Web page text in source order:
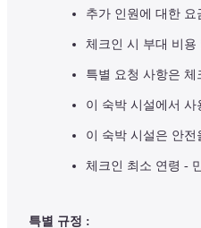
추가 인원에 대한
체크인 시 부대 비용
특별 요청 사항은
이 숙박 시설에서
이 숙박 시설은 안
체크인 최소 연령 -
특별 규정 :